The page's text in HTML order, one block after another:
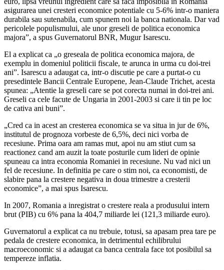
asigurarea unei cresteri economice potentiale cu 5-6% intr-o maniera
durabila sau sutenabila, cum spunem noi la banca nationala. Dar vad
pericolele populismului, ale unor greseli de politica economica
majora”, a spus Guvernatorul BNR, Mugur Isarescu.
El a explicat ca „o greseala de politica economica majora, de
exemplu in domeniul politicii fiscale, te arunca in urma cu doi-trei
ani”. Isarescu a adaugat ca, intr-o discutie pe care a purtat-o cu
presedintele Bancii Centrale Europene, Jean-Claude Trichet, acesta
spunea: „Atentie la greseli care se pot corecta numai in doi-trei ani.
Greseli ca cele facute de Ungaria in 2001-2003 si care ii tin pe loc
de cativa ani buni”.
„Cred ca in acest an cresterea economica se va situa in jur de 6%,
institutul de prognoza vorbeste de 6,5%, deci nici vorba de
recesiune. Prima oara am ramas mut, apoi nu am stiut cum sa
reactionez cand am auzit la toate posturile cum lideri de opinie
spuneau ca intra economia Romaniei in recesiune. Nu vad nici un
fel de recesiune. In definitia pe care o stim noi, ca economisti, de
slabire pana la crestere negativa in doua trimestre a cresterii
economice”, a mai spus Isarescu.
In 2007, Romania a inregistrat o crestere reala a produsului intern
brut (PIB) cu 6% pana la 404,7 miliarde lei (121,3 miliarde euro).
Guvernatorul a explicat ca nu trebuie, totusi, sa apasam prea tare pe
pedala de crestere economica, in detrimentul echilibrului
macroeconomic si a adaugat ca banca centrala face tot posibilul sa
tempereze inflatia.